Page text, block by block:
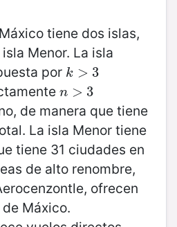
tiene dos islas,
Menor. La isla
por k > 3
k>3
n > 3
n>3
de manera que tiene
La isla Menor tiene
tiene 31 ciudades en
de alto renombre,
ofrecen
Máxico.